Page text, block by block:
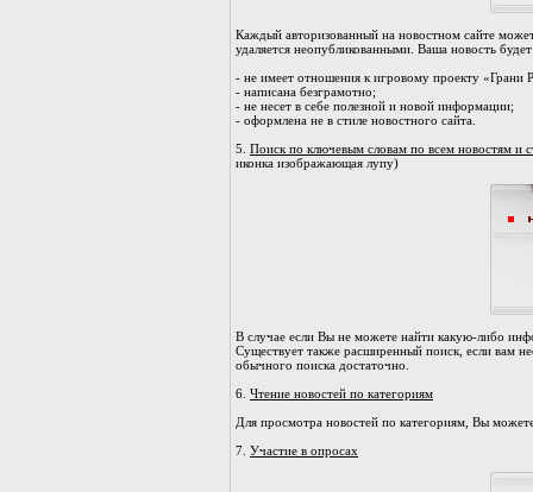
Каждый авторизованный на новостном сайте
удаляется неопубликованными. Ваша новость
- не имеет отношения к игровому проекту «Грани
- написана безграмотно;
- не несет в себе полезной и новой информации;
- оформлена не в стиле новостного сайта.
5. Поиск по ключевым словам по всем новостям и
иконка изображающая лупу)
В случае если Вы не можете найти какую-либо
Существует также расширенный поиск, если вам
обычного поиска достаточно.
6. Чтение новостей по категориям
Для просмотра новостей по категориям, Вы
7. Участие в опросах